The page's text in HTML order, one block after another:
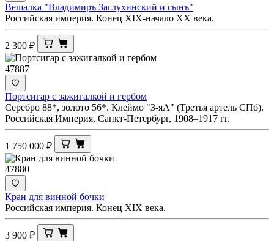
Вешалка "Владимиръ Заглухинский и сынъ"
Российская империя. Конец XIX-начало ХХ века.
2 300 ₽
47887
Портсигар с зажигалкой и гербом
Серебро 88*, золото 56*. Клеймо "3-яА" (Третья артель СПб).
Российская Империя, Санкт-Петербург, 1908–1917 гг.
1 750 000 ₽
47880
Кран для винной бочки
Российская империя. Конец XIX века.
3 900 ₽